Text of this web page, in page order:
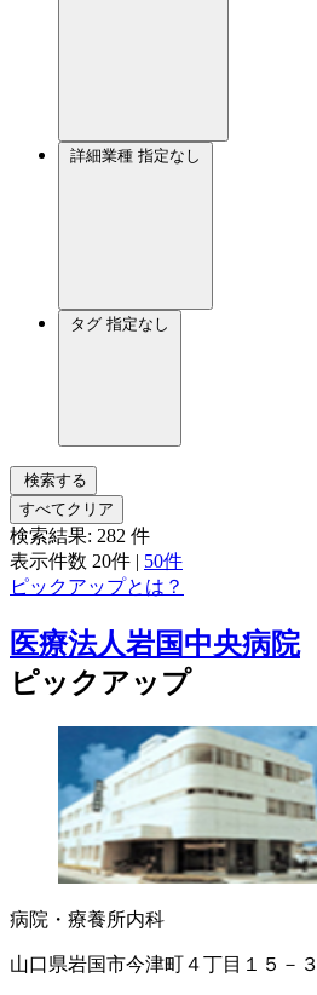
詳細業種 指定なし
タグ 指定なし
検索する
すべてクリア
検索結果: 282 件
表示件数 20件 | 50件
ピックアップとは？
医療法人岩国中央病院
ピックアップ
病院・療養所内科
山口県岩国市今津町４丁目１５－３